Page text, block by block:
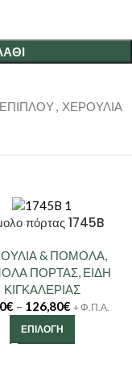
, ΧΕΡΟΥΛΙΑ
πόρτας 1745B
& ΠΟΜΟΛΑ,
ΠΟΡΤΑΣ, ΕΙΔΗ
ΚΙΓΚΑΛΕΡΙΑΣ
€ – 126,80€ + Φ.Π.Α.
ΕΠΙΛΟΓΉ